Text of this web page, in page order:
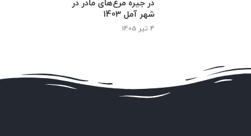
در جیره مرغ‌های مادر در
شهر آمل 1403
4 تیر 1405